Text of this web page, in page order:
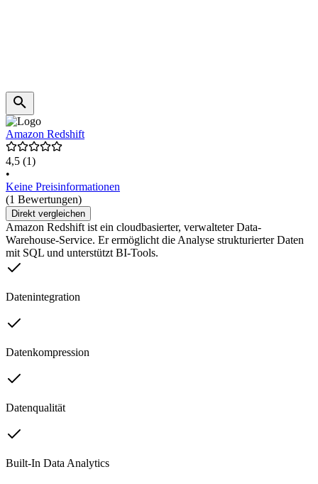
Amazon Redshift
4,5 (1)
•
Keine Preisinformationen
(1 Bewertungen)
Direkt vergleichen
Amazon Redshift ist ein cloudbasierter, verwalteter Data-
Warehouse-Service. Er ermöglicht die Analyse strukturierter Daten
mit SQL und unterstützt BI-Tools.
Datenintegration
Datenkompression
Datenqualität
Built-In Data Analytics